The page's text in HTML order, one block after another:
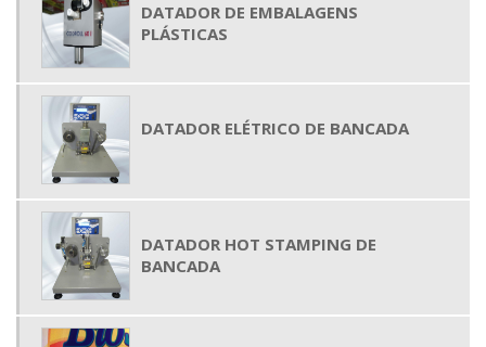
DATADOR DE EMBALAGENS
PLÁSTICAS
DATADOR ELÉTRICO DE BANCADA
DATADOR HOT STAMPING DE
BANCADA